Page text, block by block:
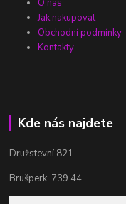
O nás
Jak nakupovat
Obchodní podmínky
Kontakty
Kde nás najdete
Družstevní 821
Brušperk, 739 44